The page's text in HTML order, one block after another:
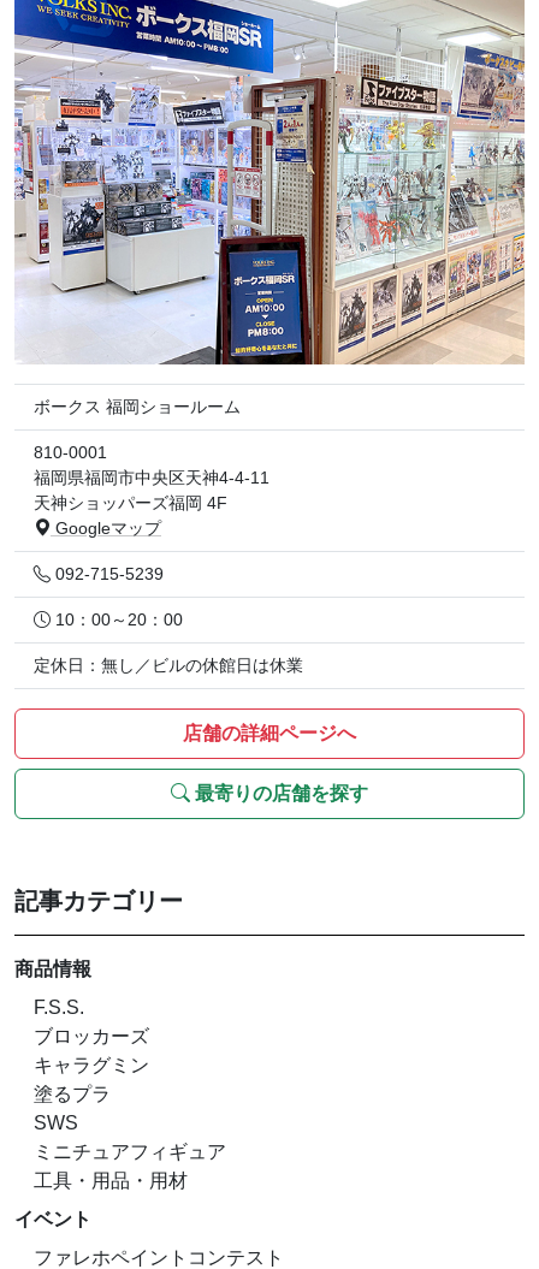
ボークス 福岡ショールーム
810-0001
福岡県福岡市中央区天神4-4-11
天神ショッパーズ福岡 4F
Googleマップ
092-715-5239
10：00～20：00
定休日：無し／ビルの休館日は休業
店舗の詳細ページへ
最寄りの店舗を探す
記事カテゴリー
商品情報
F.S.S.
ブロッカーズ
キャラグミン
塗るプラ
SWS
ミニチュアフィギュア
工具・用品・用材
イベント
ファレホペイントコンテスト